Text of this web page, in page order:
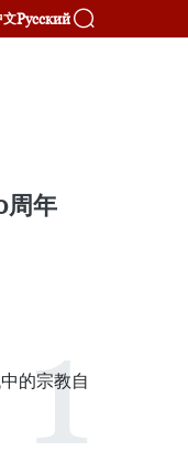
文Русский
周年
的宗教自